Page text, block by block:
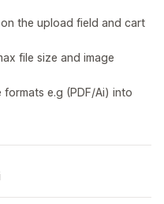
the upload field and cart
file size and image
e.g (PDF/Ai) into